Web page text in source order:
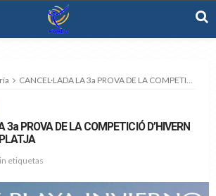
CANCEL·LADA LA 3a PROVA DE LA COMPETICIÓ D’HIVERN DE VOLEIBOL DE PLATJA
3a PROVA DE LA COMPETICIÓ D’HIVERN
etiquetas